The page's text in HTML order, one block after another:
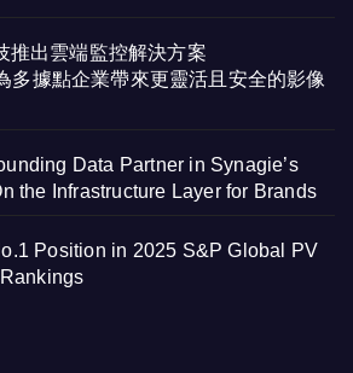
推出雲端監控解決方案
多據點企業帶來更靈活且安全的影像
Data Partner in Synagie’s
the Infrastructure Layer for Brands
Position in 2025 S&P Global PV